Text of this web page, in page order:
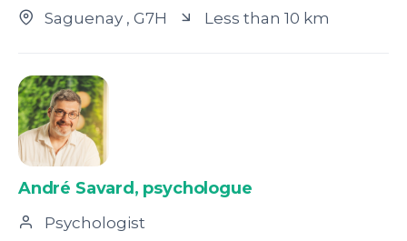
Saguenay , G7H Less than 10 km
André Savard, psychologue
Psychologist